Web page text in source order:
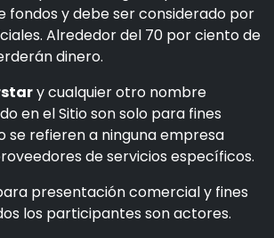
fondos y debe ser considerado por
Alrededor del 70 por ciento de
dinero.
y cualquier otro nombre
en el Sitio son solo para fines
se refieren a ninguna empresa
de servicios específicos.
presentación comercial y fines
los participantes son actores.